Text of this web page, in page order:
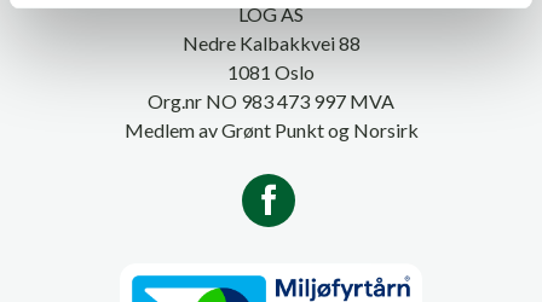
LOG AS
Nedre Kalbakkvei 88
1081 Oslo
Org.nr NO 983 473 997 MVA
Medlem av Grønt Punkt og Norsirk